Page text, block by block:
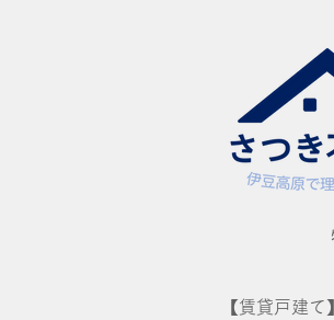
【賃貸戸建て】